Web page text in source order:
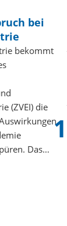
bei
bekommt
(ZVEI) die
Das…